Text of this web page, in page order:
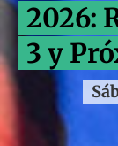
2026:
3 y